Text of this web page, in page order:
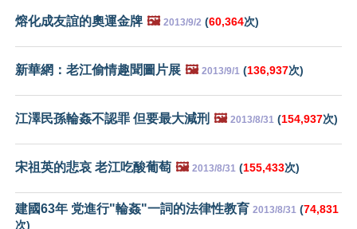
熔化成友誼的奧運金牌 🖼️ 2013/9/2 (60,364次)
新華網：老江偷情趣聞圖片展 🖼️ 2013/9/1 (136,937次)
江澤民孫輪姦不認罪 但要最大減刑 🖼️ 2013/8/31 (154,937次)
宋祖英的悲哀 老江吃酸葡萄 🖼️ 2013/8/31 (155,433次)
建國63年 党進行"輪姦"一詞的法律性教育 2013/8/31 (74,831
次)